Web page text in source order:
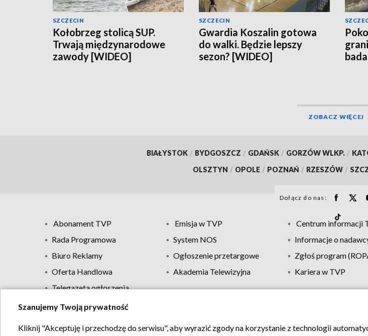
SZCZECIN
Kołobrzeg stolicą SUP.
Trwają międzynarodowe
zawody [WIDEO]
SZCZECIN
Gwardia Koszalin gotowa
do walki. Będzie lepszy
sezon? [WIDEO]
ZOBACZ WIĘCEJ
BIAŁYSTOK / BYDGOSZCZ / GDAŃSK / GORZÓW WLKP. /
OLSZTYN / OPOLE / POZNAŃ / RZESZÓW /
Dołącz do nas:
Abonament TVP Emisja w TVP Centrum informacji
Rada Programowa
System NOS Informacje o
Biuro Reklamy
Ogłoszenie przetargowe Zgłoś program
Oferta Handlowa
Akademia Telewizyjna Kariera w TVP
Telegazeta ogłoszenia
Regulamin TVP Polityka prywatności Moje zgody
Szanujemy Twoją prywatność
Kliknij "Akceptuję i przechodzę do serwisu", aby wyrazić zgody na korzystanie z technologii